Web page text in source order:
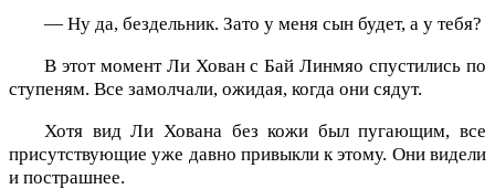
— Ну да, бездельник. Зато у меня сын будет, а у тебя?
В этот момент Ли Хован с Бай Линмяо спустились по
ступеням. Все замолчали, ожидая, когда они сядут.
Хотя вид Ли Хована без кожи был пугающим, все
присутствующие уже давно привыкли к этому. Они видели
и пострашнее.